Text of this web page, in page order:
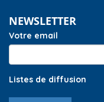
NEWSLETTER
Votre email
Listes de diffusion